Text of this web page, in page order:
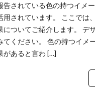
されている色の持つイメー
用されています。 ここでは
についてご紹介します。 デ
てください。 色の持つイメ
があると言わ […]